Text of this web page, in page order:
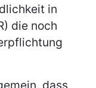
in
die noch
dass